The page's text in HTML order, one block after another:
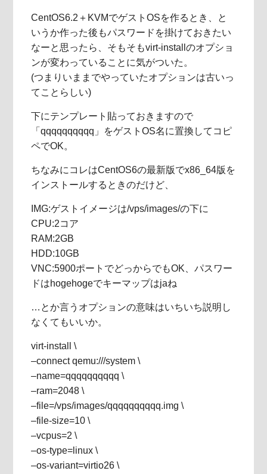
CentOS6.2＋KVMでゲストOSを作るとき、と
いうか作った後もパスワードを掛けておきたい
なーと思ったら、そもそもvirt-installのオプショ
ンが変わっていることに気がついた。
(つまりいままでやっていたオプションは古いっ
てことらしい)
下にテンプレート貼っておきますので
「qqqqqqqqqq」をゲストOS名に置換してコピ
ペでOK。
ちなみにコレはCentOS6の最新版でx86_64版を
インストールするときのだけど、
IMG:ゲストイメージは/vps/images/の下に
CPU:2コア
RAM:2GB
HDD:10GB
VNC:5900ポートでどっからでもOK、パスワー
ドはhogehogeでキーマップはjaね
…とか言うオプションの意味はいちいち説明し
なくてもいいか。
virt-install \
–connect qemu:///system \
–name=qqqqqqqqqq \
–ram=2048 \
–file=/vps/images/qqqqqqqqqq.img \
–file-size=10 \
–vcpus=2 \
–os-type=linux \
–os-variant=virtio26 \